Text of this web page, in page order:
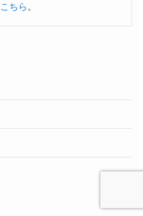
こちら 。